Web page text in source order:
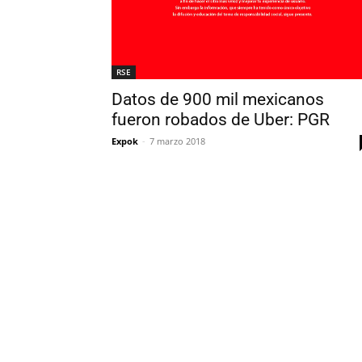
RSE
Datos de 900 mil mexicanos
fueron robados de Uber: PGR
Expok - 7 marzo 2018